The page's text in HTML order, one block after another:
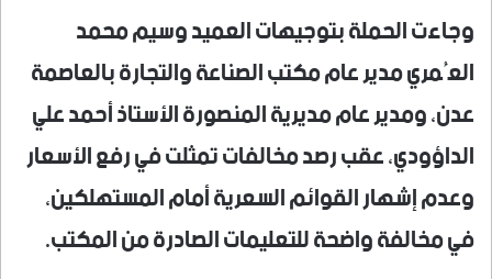
وجاءت الحملة بتوجيهات العميد وسيم محمد
العُمري مدير عام مكتب الصناعة والتجارة بالعاصمة
عدن، ومدير عام مديرية المنصورة الأستاذ أحمد علي
الداؤودي، عقب رصد مخالفات تمثلت في رفع الأسعار
وعدم إشهار القوائم السعرية أمام المستهلكين،
في مخالفة واضحة للتعليمات الصادرة من المكتب.